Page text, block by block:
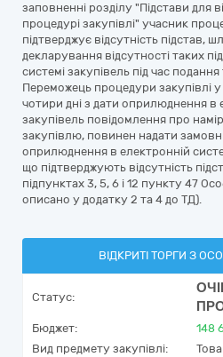
заповненні розділу "Підстави для
процедурі закупівлі" учасник
підтверджує відсутність підстав,
декларування відсутності таких
системі закупівель під час
Переможець процедури закупівлі
чотири дні з дати оприлюднення в
закупівель повідомлення про
закупівлю, повинен надати
оприлюднення в електронній
що підтверджують відсутність
підпунктах 3, 5, 6 і 12 пункту 47
описано у додатку 2 та 4 до ТД).
ВІДКРИТІ ТОРГИ З
Статус:
Бюджет: 148
Вид предмету закупівлі: